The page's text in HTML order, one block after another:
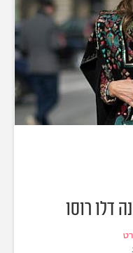
דלו רוסו